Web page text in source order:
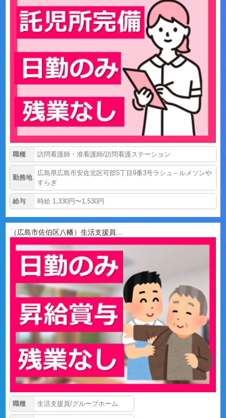
職種 訪問看護師・准看護師/訪問看護ステーション
勤務地
広島県広島市安佐北区可部5丁目9番3号ラシュ－ルメソンや
すらぎ
給与 時給 1,330円〜1,530円
（広島市佐伯区八幡）生活支援員...
職種 生活支援員/グループホーム